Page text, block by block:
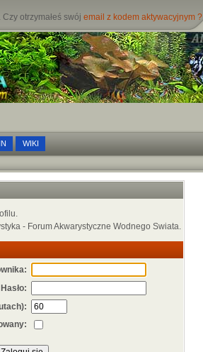
. Czy otrzymałeś swój email z kodem aktywacyjnym ?
WIKI
- Forum Akwarystyczne Wodnego Swiata.
Hasło: